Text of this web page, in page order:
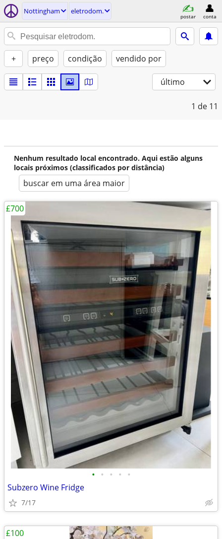
Nottingham eletrodom.
postar conta
+ preço condição vendido por
último
1 de 11
Nenhum resultado local encontrado. Aqui estão alguns
locais próximos (classificados por distância)
buscar em uma área maior
• • • • •
Subzero Wine Fridge
7/17
£700
£100